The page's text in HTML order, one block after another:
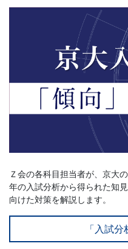
Ｚ会の各科目担当者が、京大
年の入試分析から得られた知
向けた対策を解説します。
「入試